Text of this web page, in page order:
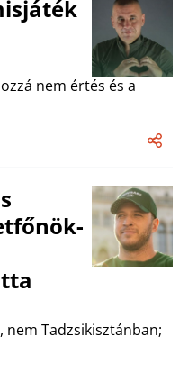
nem értés és a
nem Tadzsikisztánban;